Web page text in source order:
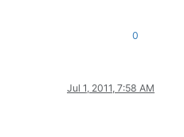
0
Jul 1, 2011, 7:58 AM